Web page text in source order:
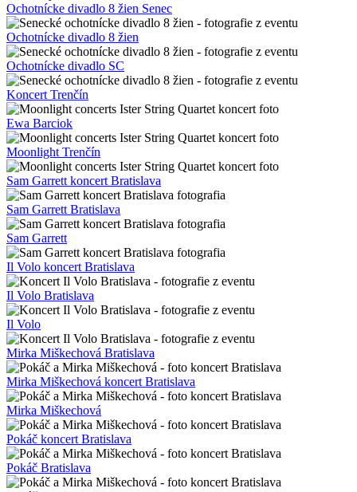
Ochotnícke divadlo 8 žien Senec
Ochotnícke divadlo 8 žien
Ochotnícke divadlo SC
Koncert Trenčín
Ewa Barciok
Moonlight Trenčín
Sam Garrett koncert Bratislava
Sam Garrett Bratislava
Sam Garrett
Il Volo koncert Bratislava
Il Volo Bratislava
Il Volo
Mirka Miškechová Bratislava
Mirka Miškechová koncert Bratislava
Mirka Miškechová
Pokáč koncert Bratislava
Pokáč Bratislava